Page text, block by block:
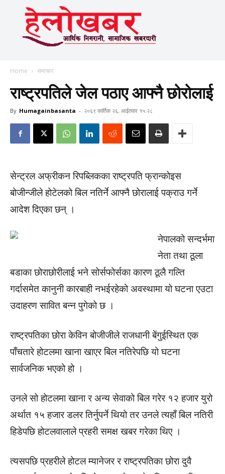
Home समाचार
राष्ट्रपतिले जेल पठाए आफ्नै छोरोलाई
By Humagainbasanta - २०६९ कार्तिक २६, आईतवार १५:२८
सेन्ट्रल अफ्रीकन रिपब्लिकका राष्ट्रपति फ्रान्कोइस
बोजीन्जीले होटेलको बिल नतिर्ने आफ्नै छोरालाई पक्राउ गर्ने
आदेश दिएका छन् ।
नेपालको सन्दर्भमा
नेता तथा ठूला
बडाका छोराछोरीलाई भने सोर्सफोर्सका कारण ठूलै गल्ति
गर्दासमेत कानुनी कारबाही नभईरहेको अवस्थामा यो घटना एउटा
उदाहरण सावित बन्न पुगेको छ ।
राष्ट्रपतिका छोरा केविन बोजीजीले राजधानी बेंगुईस्थित एक
पाँचतारे होटलमा खाना खाएर बिल नतिरेपछि यो घटना
सार्वजनिक भएको हो ।
उनले सो होटलमा खाना र अन्य सेवाको बिल गरेर १२ हजार युरो
अर्थात १५ हजार डलर तिर्नुपर्ने थियो तर उनले त्यहाँ बिल नतिरी
हिडेपछि होटलवालाले प्रहरी समक्ष खबर गरेका थिए ।
त्यसपछि प्रहरीले होटल म्यानेजर र राष्ट्रपतिका छोरा दुवै